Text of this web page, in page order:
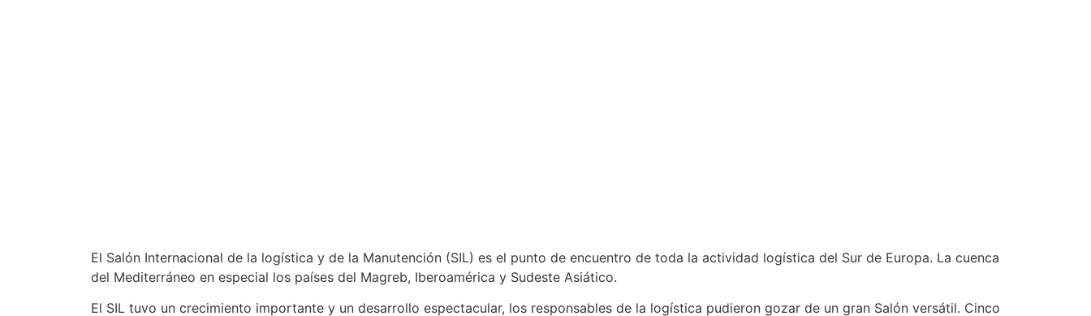
El Salón Internacional de la logística y de la Manutención (SIL) es el punto de encuentro de toda la actividad logística del Sur de Europa. La cuenca
del Mediterráneo en especial los países del Magreb, Iberoamérica y Sudeste Asiático.
El SIL tuvo un crecimiento importante y un desarrollo espectacular, los responsables de la logística pudieron gozar de un gran Salón versátil. Cinco